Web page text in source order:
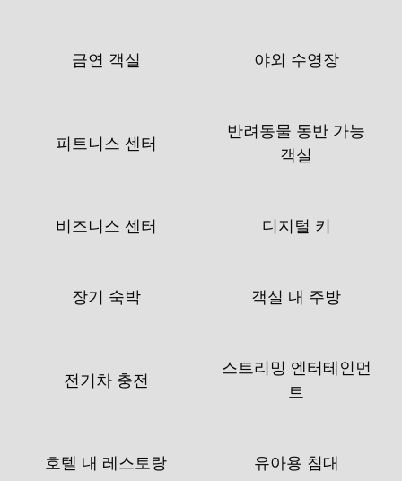
금연 객실 야외 수영장
피트니스 센터
반려동물 동반 가능
객실
비즈니스 센터 디지털 키
장기 숙박 객실 내 주방
전기차 충전
스트리밍 엔터테인먼
트
호텔 내 레스토랑 유아용 침대